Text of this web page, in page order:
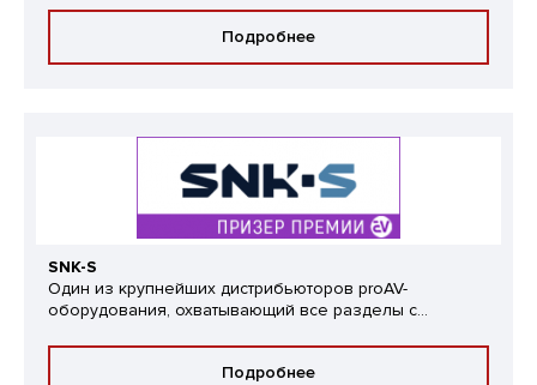
Подробнее
SNK-S
Один из крупнейших дистрибьюторов proAV-
оборудования, охватывающий все разделы с...
Подробнее